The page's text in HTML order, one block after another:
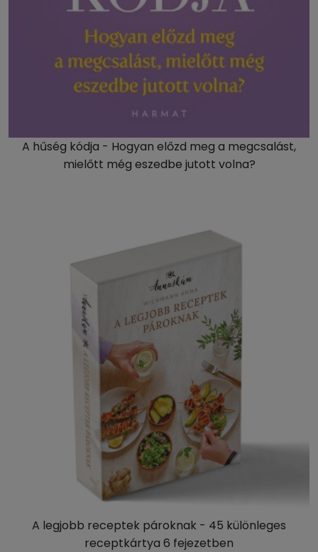
A hűség kódja - Hogyan előzd meg a megcsalást,
mielőtt még eszedbe jutott volna?
A legjobb receptek pároknak - 45 különleges
receptkártya 6 fejezetben